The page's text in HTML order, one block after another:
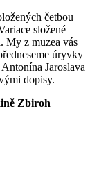
četbou
složené
My z muzea vás
úryvky
Jaroslava
dopisy.
Zbiroh